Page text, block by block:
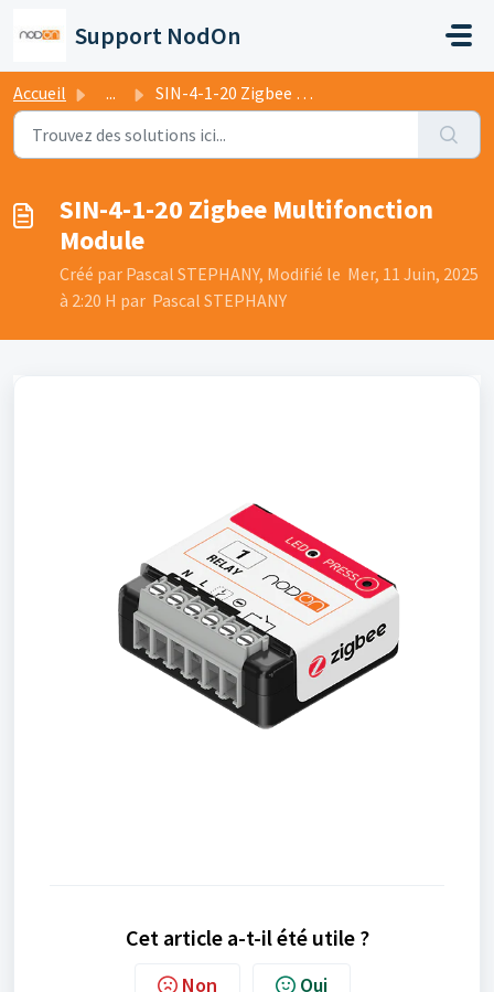
Support NodOn
Accueil ... SIN-4-1-20 Zigbee Multifonction Module
SIN-4-1-20 Zigbee Multifonction
Module
Créé par Pascal STEPHANY, Modifié le Mer, 11 Juin, 2025
à 2:20 H par Pascal STEPHANY
Cet article a-t-il été utile ?
Non Oui